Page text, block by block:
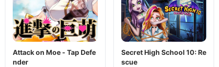
Attack on Moe - Tap Defe
nder
Secret High School 10: Re
scue